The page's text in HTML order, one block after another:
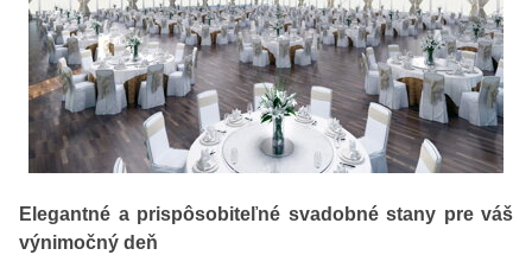
Elegantné a prispôsobiteľné svadobné stany pre váš
výnimočný deň